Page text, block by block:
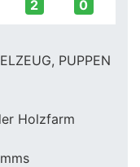
2 0
PUPPEN
Holzfarm